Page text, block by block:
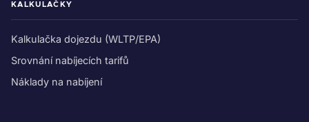
KALKULAČKY
Kalkulačka dojezdu (WLTP/EPA)
Srovnání nabíjecích tarifů
Náklady na nabíjení